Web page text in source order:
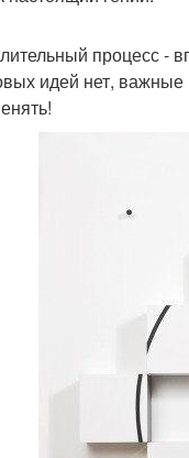
процесс -
идей нет,